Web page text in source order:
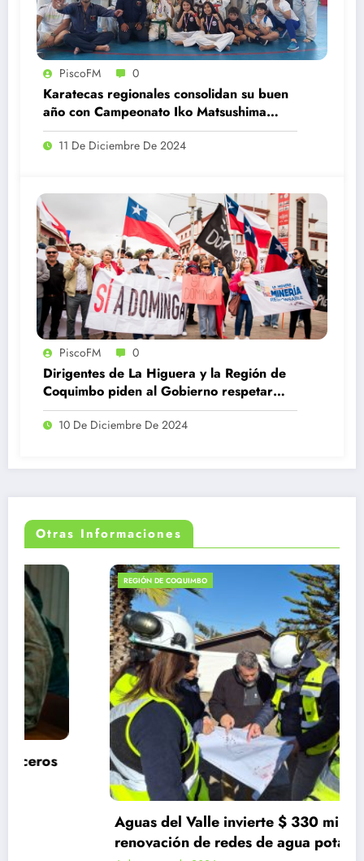
PiscoFM 0
Karatecas regionales consolidan su buen
año con Campeonato Iko Matsushima
Chile
11 De Diciembre De 2024
PiscoFM 0
Dirigentes de La Higuera y la Región de
Coquimbo piden al Gobierno respetar
fallo favorable a Dominga
10 De Diciembre De 2024
Otras Informaciones
REGIÓN DE COQUIMBO
Aguas del Valle invierte $ 330 millones en
renovación de redes de agua potable en